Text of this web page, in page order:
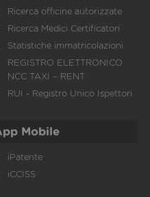
Ricerca officine autorizzate
Ricerca Medici Certificatori
Statistiche immatricolazioni
REGISTRO ELETTRONICO
NCC TAXI – RENT
RUI - Registro Unico Ispettori
Mobile
iPatente
iCCISS